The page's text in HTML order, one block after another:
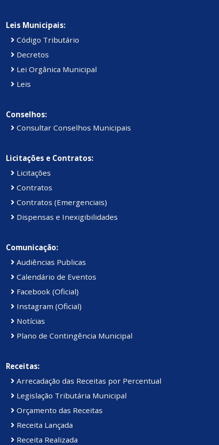
Leis Municipais:
Código Tributário
Decretos
Lei Orgânica Municipal
Leis
Conselhos:
Consultar Conselhos Municipais
Licitações e Contratos:
Licitações
Contratos
Contratos (Emergenciais)
Dispensas e Inexigibilidades
Comunicação:
Audiências Publicas
Calendário de Eventos
Facebook (Oficial)
Instagram (Oficial)
Notícias
Plano de Contingência Municipal
Receitas:
Arrecadação das Receitas por Percentual
Legislação Tributária Municipal
Orçamento das Receitas
Receita Lançada
Receita Realizada